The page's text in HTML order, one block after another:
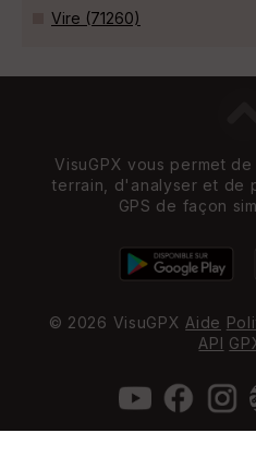
Vire (71260)
VisuGPX vous permet
terrain, d'analyser et de
GPS de façon
© 2026 VisuGPXAide
API